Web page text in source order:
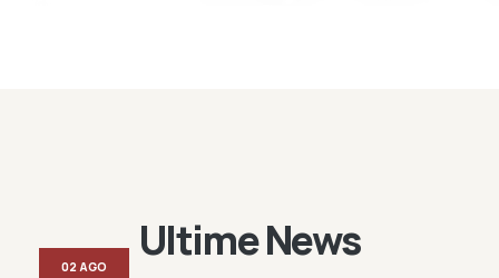
Ultime News
02 AGO